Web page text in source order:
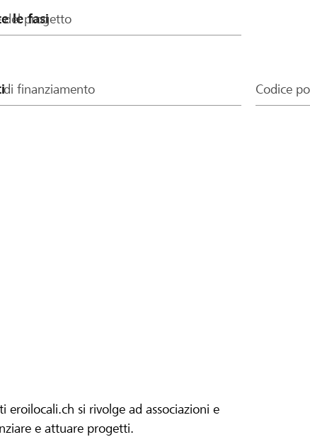
del progetto
di finanziamento Codice
si rivolge ad associazioni e
e attuare progetti.